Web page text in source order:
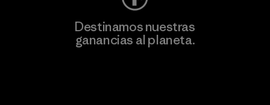
Destinamos nuestras
ganancias al planeta.